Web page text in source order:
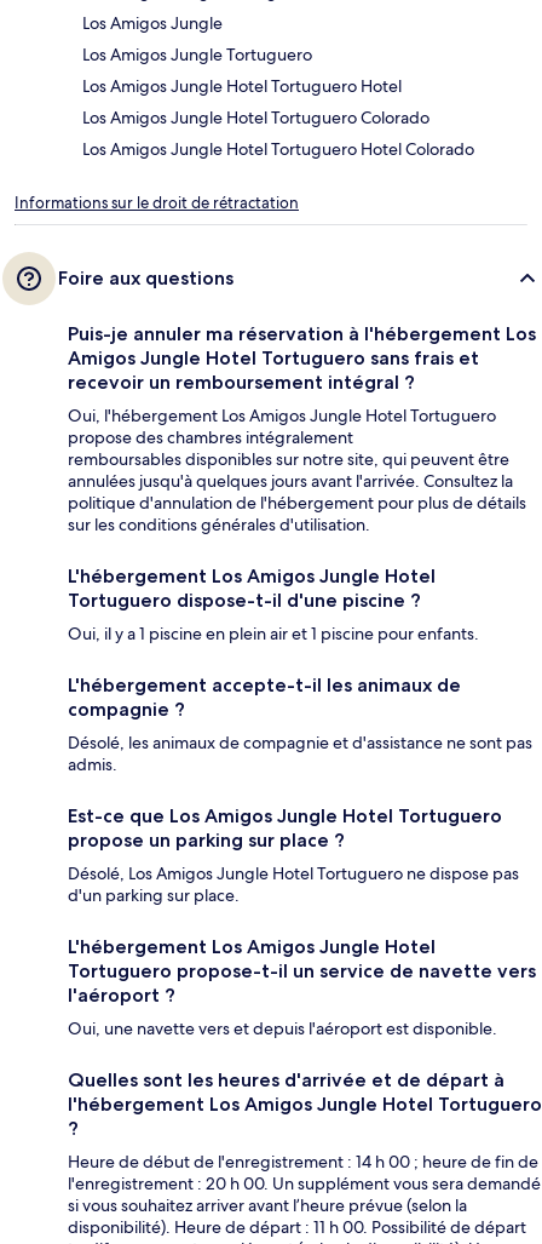
Los Amigos Jungle
Los Amigos Jungle Tortuguero
Los Amigos Jungle Hotel Tortuguero Hotel
Los Amigos Jungle Hotel Tortuguero Colorado
Los Amigos Jungle Hotel Tortuguero Hotel Colorado
Informations sur le droit de rétractation
Foire aux questions
Puis-je annuler ma réservation à l'hébergement Los
Amigos Jungle Hotel Tortuguero sans frais et
recevoir un remboursement intégral ?
Oui, l'hébergement Los Amigos Jungle Hotel Tortuguero
propose des chambres intégralement
remboursables disponibles sur notre site, qui peuvent être
annulées jusqu'à quelques jours avant l'arrivée. Consultez la
politique d'annulation de l'hébergement pour plus de détails
sur les conditions générales d'utilisation.
L'hébergement Los Amigos Jungle Hotel
Tortuguero dispose-t-il d'une piscine ?
Oui, il y a 1 piscine en plein air et 1 piscine pour enfants.
L'hébergement accepte-t-il les animaux de
compagnie ?
Désolé, les animaux de compagnie et d'assistance ne sont pas
admis.
Est-ce que Los Amigos Jungle Hotel Tortuguero
propose un parking sur place ?
Désolé, Los Amigos Jungle Hotel Tortuguero ne dispose pas
d'un parking sur place.
L'hébergement Los Amigos Jungle Hotel
Tortuguero propose-t-il un service de navette vers
l'aéroport ?
Oui, une navette vers et depuis l'aéroport est disponible.
Quelles sont les heures d'arrivée et de départ à
l'hébergement Los Amigos Jungle Hotel Tortuguero
?
Heure de début de l'enregistrement : 14 h 00 ; heure de fin de
l'enregistrement : 20 h 00. Un supplément vous sera demandé
si vous souhaitez arriver avant l’heure prévue (selon la
disponibilité). Heure de départ : 11 h 00. Possibilité de départ